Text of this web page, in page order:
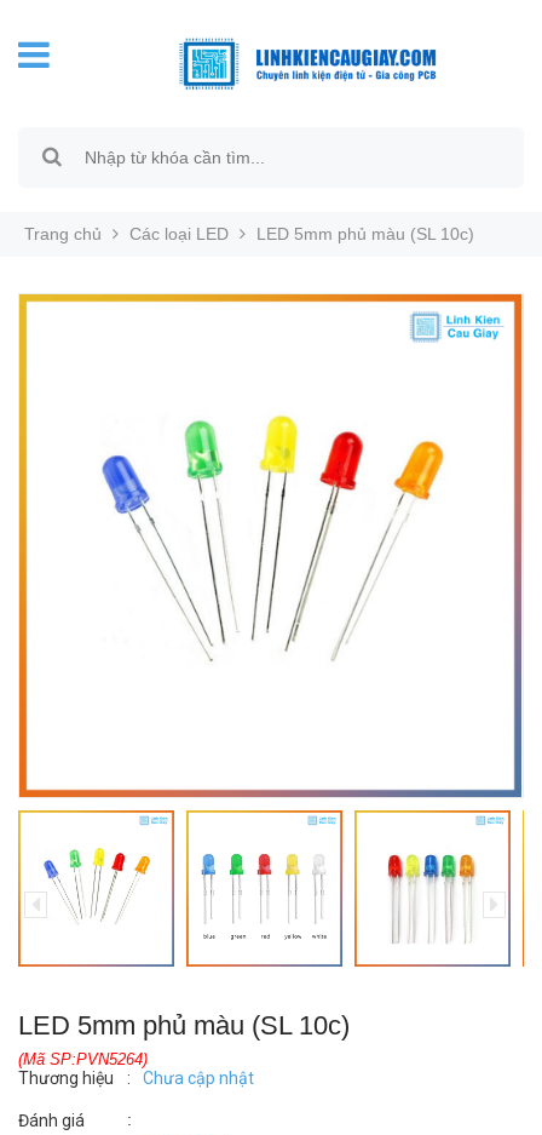
Trang chủ Các loại LED LED 5mm phủ màu (SL 10c)
LED 5mm phủ màu (SL 10c)
(Mã SP:PVN5264)
Thương hiệu : Chưa cập nhật
Đánh giá
: